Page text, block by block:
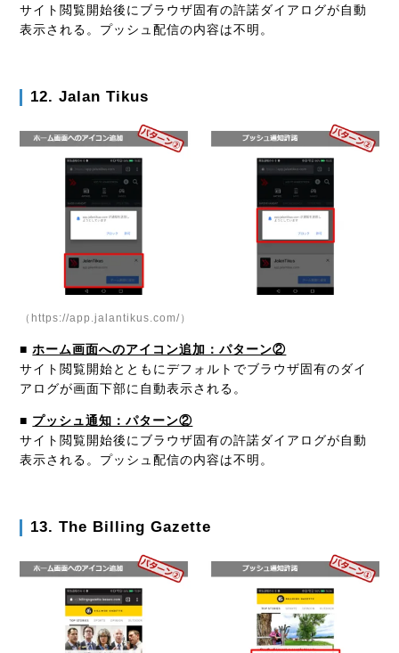
サイト閲覧開始後にブラウザ固有の許諾ダイアログが自動
表示される。プッシュ配信の内容は不明。
12. Jalan Tikus
（https://app.jalantikus.com/）
■ ホーム画面へのアイコン追加：パターン②
サイト閲覧開始とともにデフォルトでブラウザ固有のダイ
アログが画面下部に自動表示される。
■ プッシュ通知：パターン②
サイト閲覧開始後にブラウザ固有の許諾ダイアログが自動
表示される。プッシュ配信の内容は不明。
13. The Billing Gazette